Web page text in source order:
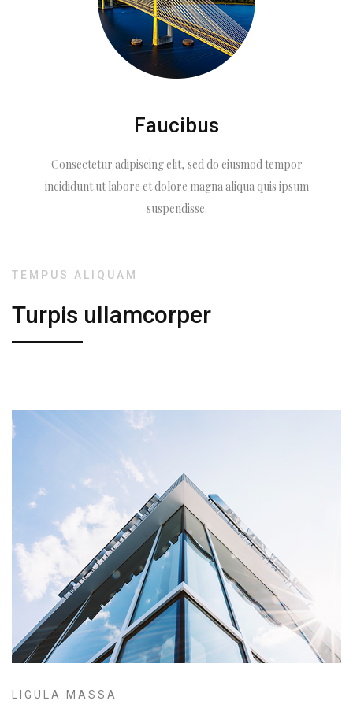
Faucibus
Consectetur adipiscing elit, sed do eiusmod tempor
incididunt ut labore et dolore magna aliqua quis ipsum
suspendisse.
TEMPUS ALIQUAM
Turpis ullamcorper
LIGULA MASSA